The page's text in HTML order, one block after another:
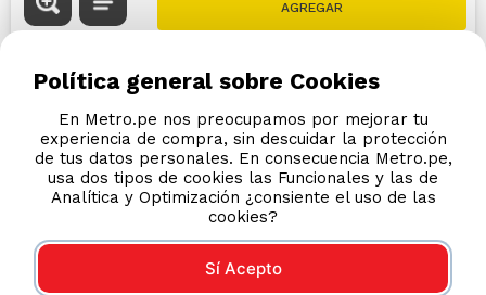
Política general sobre Cookies
En Metro.pe nos preocupamos por mejorar tu
experiencia de compra, sin descuidar la protección
de tus datos personales. En consecuencia Metro.pe,
usa dos tipos de cookies las Funcionales y las de
Analítica y Optimización ¿consiente el uso de las
cookies?
Sí Acepto